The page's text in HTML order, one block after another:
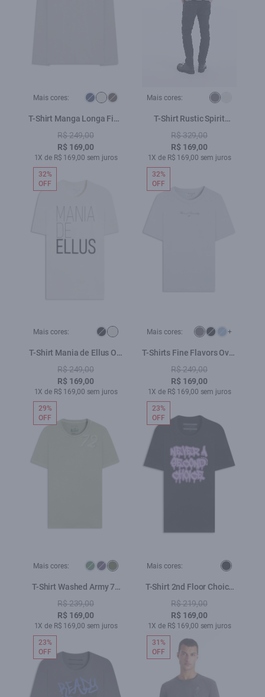
Mais cores:
T-Shirt Manga Longa Fine
Ellus Classic Gelo
R$ 249,00
R$ 169,00
1X de R$ 169,00 sem juros
Mais cores:
T-Shirt Rustic Spirit
Niquel
R$ 329,00
R$ 169,00
1X de R$ 169,00 sem juros
Mais cores:
T-Shirt Mania de Ellus Off
White
R$ 249,00
R$ 169,00
1X de R$ 169,00 sem juros
32%
OFF
Mais cores: +
T-Shirts Fine Flavors Over
Prata
R$ 249,00
R$ 169,00
1X de R$ 169,00 sem juros
32%
OFF
Mais cores:
T-Shirt Washed Army 72
Classic Verde Army
R$ 239,00
R$ 169,00
1X de R$ 169,00 sem juros
29%
OFF
Mais cores:
T-Shirt 2nd Floor Choice
Preto
R$ 219,00
R$ 169,00
1X de R$ 169,00 sem juros
23%
OFF
23%
OFF
31%
OFF